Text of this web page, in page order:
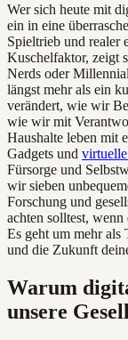
Wer sich heute mit
ein in eine
Spieltrieb und realer
Kuschelfaktor, zeigt
Nerds oder
längst mehr als ein
verändert, wie wir
wie wir mit
Haushalte leben mit
Gadgets und
Fürsorge und
wir sieben
Forschung und
achten solltest,
Es geht um mehr als
und die Zukunft
Warum
unsere